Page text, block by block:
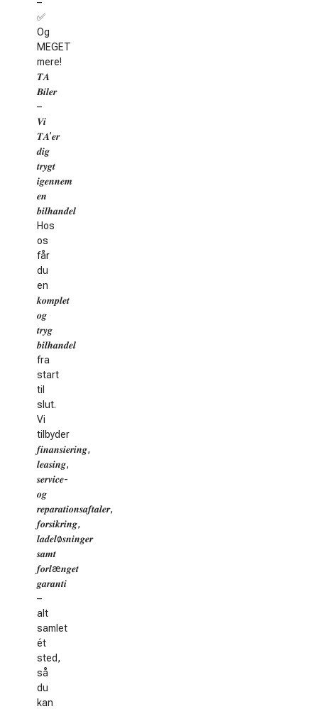
✅
Og
MEGET
mere!
𝑻𝑨
𝑩𝒊𝒍𝒆𝒓
–
𝑽𝒊
𝑻𝑨’𝒆𝒓
𝒅𝒊𝒈
𝒕𝒓𝒚𝒈𝒕
𝒊𝒈𝒆𝒏𝒏𝒆𝒎
𝒆𝒏
𝒃𝒊𝒍𝒉𝒂𝒏𝒅𝒆𝒍
Hos
os
får
du
en
𝒌𝒐𝒎𝒑𝒍𝒆𝒕
𝒐𝒈
𝒕𝒓𝒚𝒈
𝒃𝒊𝒍𝒉𝒂𝒏𝒅𝒆𝒍
fra
start
til
slut.
Vi
tilbyder
𝒇𝒊𝒏𝒂𝒏𝒔𝒊𝒆𝒓𝒊𝒏𝒈,
𝒍𝒆𝒂𝒔𝒊𝒏𝒈,
𝒔𝒆𝒓𝒗𝒊𝒄𝒆-
𝒐𝒈
𝒓𝒆𝒑𝒂𝒓𝒂𝒕𝒊𝒐𝒏𝒔𝒂𝒇𝒕𝒂𝒍𝒆𝒓,
𝒇𝒐𝒓𝒔𝒊𝒌𝒓𝒊𝒏𝒈,
𝒍𝒂𝒅𝒆𝒍ø𝒔𝒏𝒊𝒏𝒈𝒆𝒓
𝒔𝒂𝒎𝒕
𝒇𝒐𝒓𝒍æ𝒏𝒈𝒆𝒕
𝒈𝒂𝒓𝒂𝒏𝒕𝒊
–
alt
samlet
ét
sted,
så
du
kan